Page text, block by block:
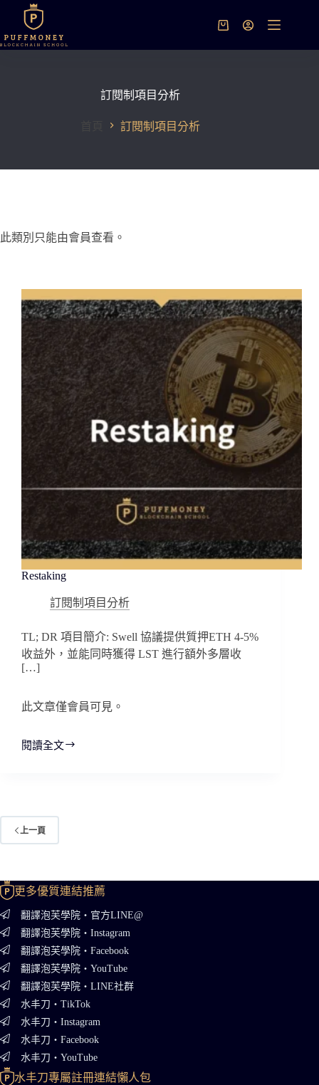
主
購
物
訂閱制項目分析
訂閱制項目分析
此類別只能由會員查看。
Restaking
訂閱制項目分析
TL; DR 項目簡介: Swell 協議提供質押ETH 4-5%
收益外，並能同時獲得 LST 進行額外多層收
[…]
此文章僅會員可見。
閱讀全文
Restaking
上一頁
更多優質連結推薦
翻譯泡芙學院・官方LINE@
翻譯泡芙學院・Instagram
翻譯泡芙學院・Facebook
翻譯泡芙學院・YouTube
翻譯泡芙學院・LINE社群
水丰刀・TikTok
水丰刀・Instagram
水丰刀・Facebook
水丰刀・YouTube
水丰刀專屬註冊連結懶人包